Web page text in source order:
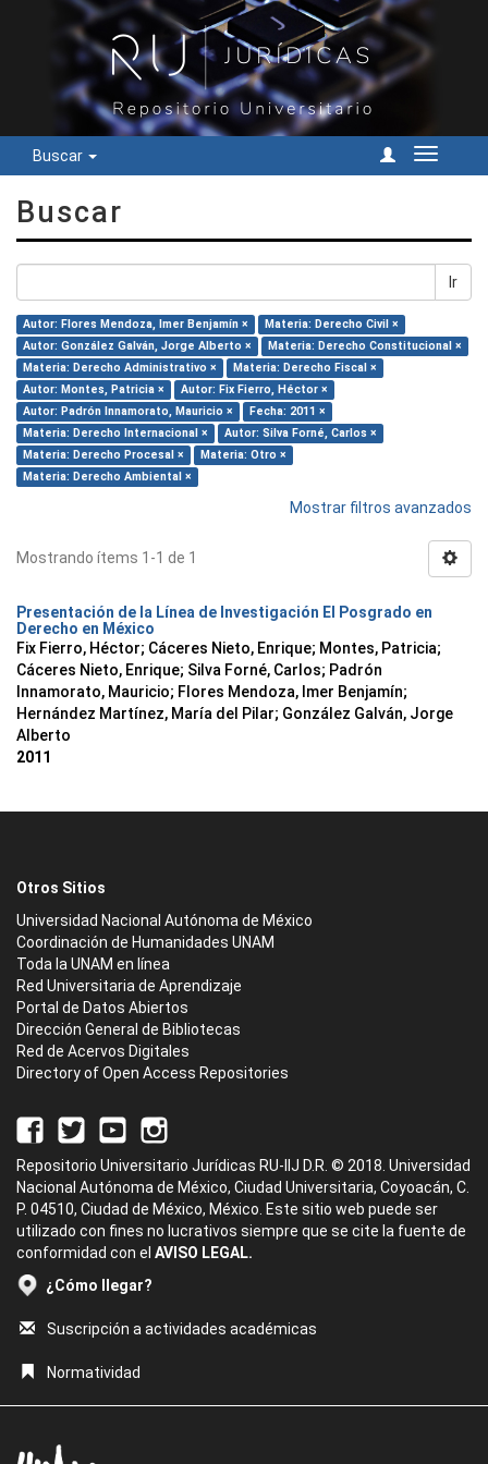
Buscar
Cambiar
Buscar
Ir
Autor: Flores Mendoza, Imer Benjamín ×
Materia: Derecho Civil ×
Autor: González Galván, Jorge Alberto ×
Materia: Derecho Constitucional ×
Materia: Derecho Administrativo ×
Materia: Derecho Fiscal ×
Autor: Montes, Patricia ×
Autor: Fix Fierro, Héctor ×
Autor: Padrón Innamorato, Mauricio ×
Fecha: 2011 ×
Materia: Derecho Internacional ×
Autor: Silva Forné, Carlos ×
Materia: Derecho Procesal ×
Materia: Otro ×
Materia: Derecho Ambiental ×
Mostrar filtros avanzados
Mostrando ítems 1-1 de 1
Presentación de la Línea de Investigación El Posgrado en
Derecho en México
Fix Fierro, Héctor; Cáceres Nieto, Enrique; Montes, Patricia;
Cáceres Nieto, Enrique; Silva Forné, Carlos; Padrón
Innamorato, Mauricio; Flores Mendoza, Imer Benjamín;
Hernández Martínez, María del Pilar; González Galván, Jorge
Alberto
2011
Otros Sitios
Universidad Nacional Autónoma de México
Coordinación de Humanidades UNAM
Toda la UNAM en línea
Red Universitaria de Aprendizaje
Portal de Datos Abiertos
Dirección General de Bibliotecas
Red de Acervos Digitales
Directory of Open Access Repositories
Repositorio Universitario Jurídicas RU-IIJ D.R. © 2018. Universidad
Nacional Autónoma de México, Ciudad Universitaria, Coyoacán, C.
P. 04510, Ciudad de México, México. Este sitio web puede ser
utilizado con fines no lucrativos siempre que se cite la fuente de
conformidad con el AVISO LEGAL.
¿Cómo llegar?
Suscripción a actividades académicas
Normatividad